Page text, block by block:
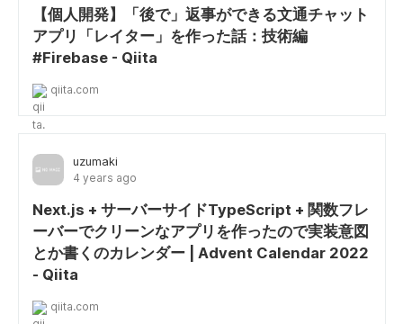
【個人開発】「後で」返事ができる文通チャット
アプリ「レイター」を作った話：技術編
#Firebase - Qiita
qiita.com
uzumaki
4 years ago
Next.js + サーバーサイドTypeScript + 関数フレ
ーバーでクリーンなアプリを作ったので実装意図
とか書くのカレンダー | Advent Calendar 2022
- Qiita
qiita.com